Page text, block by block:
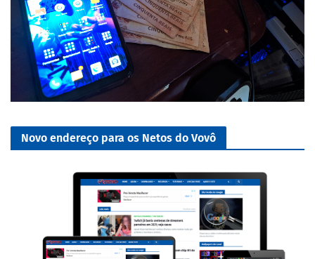
Novo endereço para os Netos do Vovô